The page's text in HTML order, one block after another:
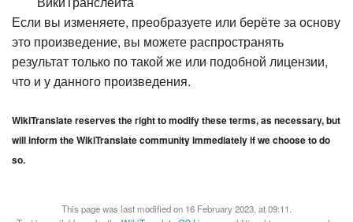
Если вы изменяете, преобразуете или берёте за основу
это произведение, вы можете распространять
результат только по такой же или подобной лицензии,
что и у данного произведения.
WikiTranslate reserves the right to modify these terms, as necessary, but
will inform the WikiTranslate community immediately if we choose to do
so.
This page was last modified on 16 February 2023, at 09:11.